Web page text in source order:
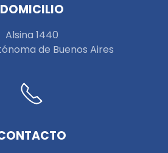
DOMICILIO
Alsina 1440
de Buenos Aires